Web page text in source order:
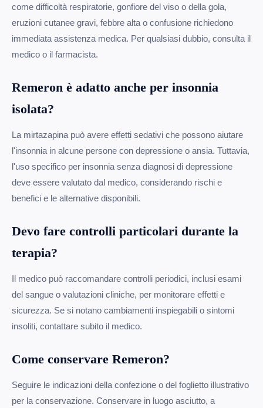
come difficoltà respiratorie, gonfiore del viso o della gola,
eruzioni cutanee gravi, febbre alta o confusione richiedono
immediata assistenza medica. Per qualsiasi dubbio, consulta il
medico o il farmacista.
Remeron è adatto anche per insonnia
isolata?
La mirtazapina può avere effetti sedativi che possono aiutare
l'insonnia in alcune persone con depressione o ansia. Tuttavia,
l'uso specifico per insonnia senza diagnosi di depressione
deve essere valutato dal medico, considerando rischi e
benefici e le alternative disponibili.
Devo fare controlli particolari durante la
terapia?
Il medico può raccomandare controlli periodici, inclusi esami
del sangue o valutazioni cliniche, per monitorare effetti e
sicurezza. Se si notano cambiamenti inspiegabili o sintomi
insoliti, contattare subito il medico.
Come conservare Remeron?
Seguire le indicazioni della confezione o del foglietto illustrativo
per la conservazione. Conservare in luogo asciutto, a